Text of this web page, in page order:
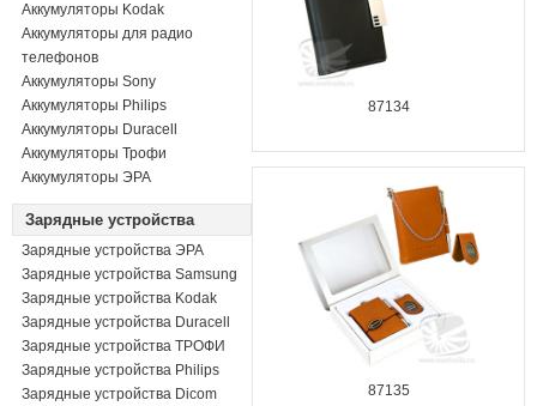
Аккумуляторы Kodak
Аккумуляторы для радио
телефонов
Аккумуляторы Sony
Аккумуляторы Philips
Аккумуляторы Duracell
Аккумуляторы Трофи
Аккумуляторы ЭРА
Зарядные устройства
Зарядные устройства ЭРА
Зарядные устройства Samsung
Зарядные устройства Kodak
Зарядные устройства Duracell
Зарядные устройства ТРОФИ
Зарядные устройства Philips
Зарядные устройства Dicom
87134
87135